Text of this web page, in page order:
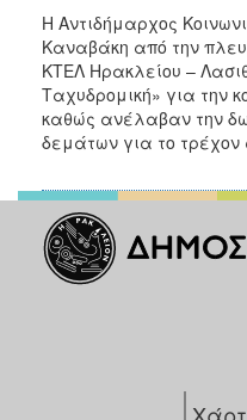
ΔΗΜΟΣ
ΠΟΛΙΤΙΣΜΟΣ
Η Αντιδήμαρχος
Καναβάκη από την
ΚΤΕΛ Ηρακλείου –
Ταχυδρομική» για την
καθώς ανέλαβαν την
δεμάτων για το τρέχον